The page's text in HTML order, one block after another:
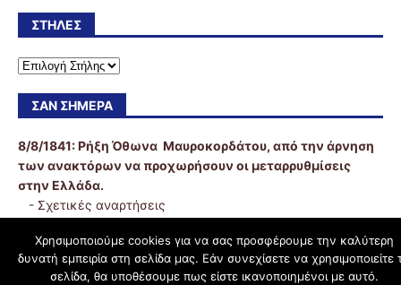
ΣΤΉΛΕΣ
ΣΑΝ ΣΉΜΕΡΑ
8/8/1841:Ρήξη Όθωνα  Μαυροκορδάτου, από την άρνηση
των ανακτόρων να προχωρήσουν οι μεταρρυθμίσεις
στην Ελλάδα.
- Σχετικές αναρτήσεις
schoolpress.sch.gr
Χρησιμοποιούμε cookies για να σας προσφέρουμε την καλύτερη
δυνατή εμπειρία στη σελίδα μας. Εάν συνεχίσετε να χρησιμοποιείτε
σελίδα, θα υποθέσουμε πως είστε ικανοποιημένοι με αυτό.